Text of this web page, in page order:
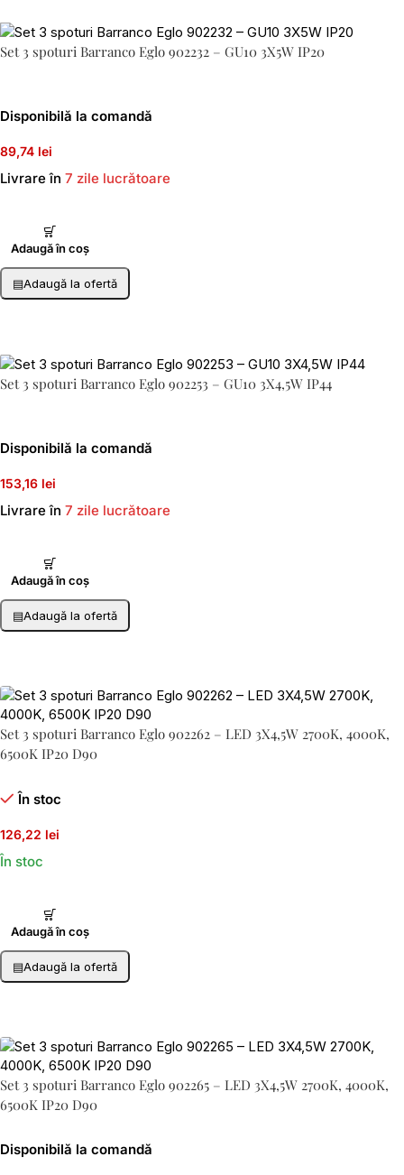
Set 3 spoturi Barranco Eglo 902232 – GU10 3X5W IP20
Disponibilă la comandă
89,74 lei
Livrare în 7 zile lucrătoare
Adaugă în coș
▤Adaugă la ofertă
Set 3 spoturi Barranco Eglo 902253 – GU10 3X4,5W IP44
Disponibilă la comandă
153,16 lei
Livrare în 7 zile lucrătoare
Adaugă în coș
▤Adaugă la ofertă
Set 3 spoturi Barranco Eglo 902262 – LED 3X4,5W 2700K, 4000K,
6500K IP20 D90
În stoc
126,22 lei
În stoc
Adaugă în coș
▤Adaugă la ofertă
Set 3 spoturi Barranco Eglo 902265 – LED 3X4,5W 2700K, 4000K,
6500K IP20 D90
Disponibilă la comandă